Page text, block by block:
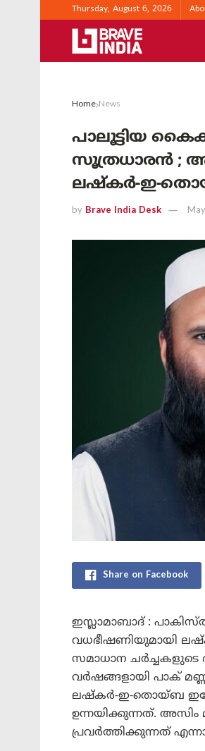
Thursday, August 6, 2026
Home News
പാലൂട്ടിയ
സൂത്രധാരൻ ;
ലഷ്‌കർ-ഇ-
by Brave India Desk
Share on Facebook
ഇസ്ലാമാബാദ് :
വധഭീഷണിയുമായി
സമാധാന ചർച്ചകളുടെ
വർഷങ്ങളായി പാക്
ലഷ്‌കർ-ഇ-തൊയ്ബ
ഉന്നയിക്കുന്നത്. അസിം
പ്രവർത്തിക്കുന്നത്